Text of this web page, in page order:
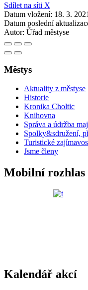
Sdílet na síti X
Datum vložení: 18. 3.
Datum poslední
Autor: Úřad městyse
Městys
Aktuality z městyse
Historie
Kronika Choltic
Knihovna
Správa a údržba
Spolky&sdružení,
Turistické
Jsme členy
Mobilní rozhlas
Kalendář akcí